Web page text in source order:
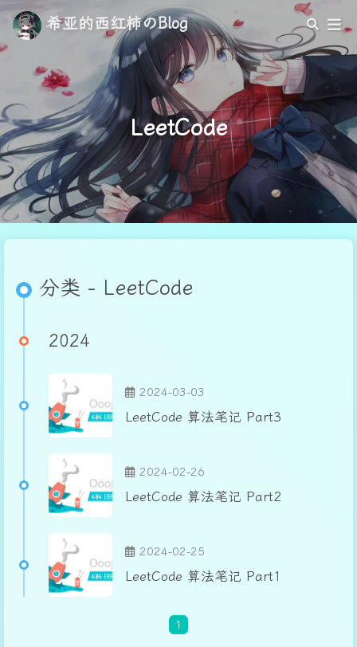
希亚的西红柿のBlog
LeetCode
分类 - LeetCode
2024
2024-03-03
LeetCode 算法笔记 Part3
2024-02-26
LeetCode 算法笔记 Part2
2024-02-25
LeetCode 算法笔记 Part1
1